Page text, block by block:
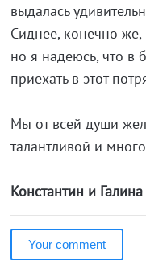
выдалась
Сиднее, конечно же,
но я надеюсь, что в
приехать в этот
Мы от всей души
талантливой и
Константин и
Your comment